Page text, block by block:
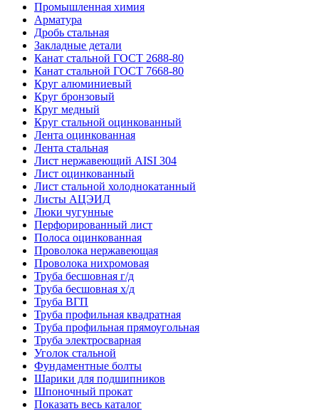
Промышленная химия
Арматура
Дробь стальная
Закладные детали
Канат стальной ГОСТ 2688-80
Канат стальной ГОСТ 7668-80
Круг алюминиевый
Круг бронзовый
Круг медный
Круг стальной оцинкованный
Лента оцинкованная
Лента стальная
Лист нержавеющий AISI 304
Лист оцинкованный
Лист стальной холоднокатанный
Листы АЦЭИД
Люки чугунные
Перфорированный лист
Полоса оцинкованная
Проволока нержавеющая
Проволока нихромовая
Труба бесшовная г/д
Труба бесшовная х/д
Труба ВГП
Труба профильная квадратная
Труба профильная прямоугольная
Труба электросварная
Уголок стальной
Фундаментные болты
Шарики для подшипников
Шпоночный прокат
Показать весь каталог